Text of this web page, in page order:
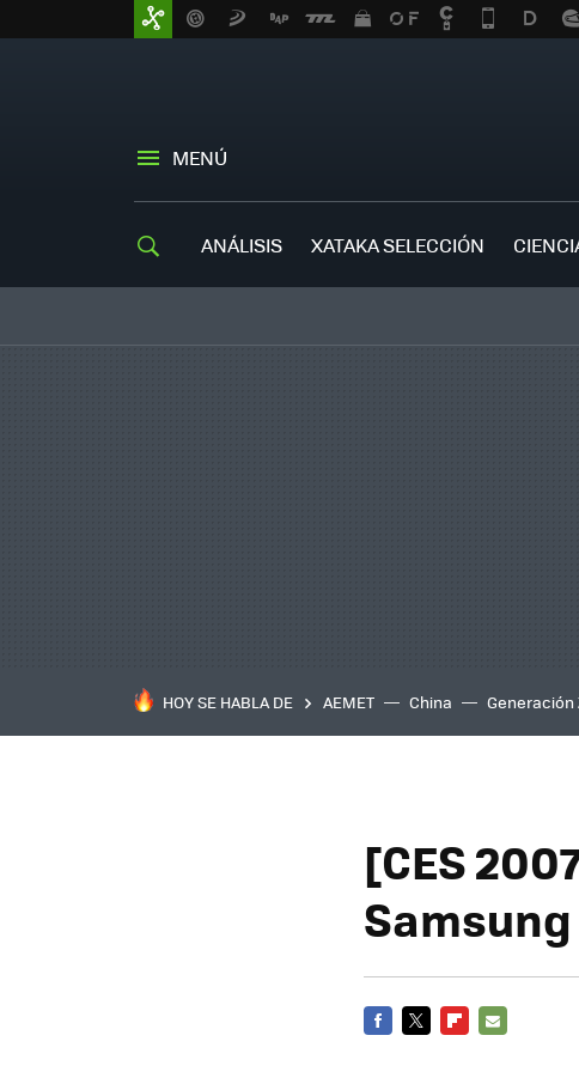
MENÚ
ANÁLISIS XATAKA SELECCIÓN
HOY SE HABLA DE AEMET China Generación
[CES
Samsung